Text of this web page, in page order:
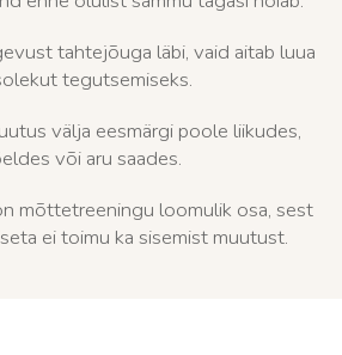
tahtejõuga läbi, vaid aitab luua
tegutsemiseks.
välja eesmärgi poole liikudes,
või aru saades.
mõttetreeningu loomulik osa, sest
ei toimu ka sisemist muutust.